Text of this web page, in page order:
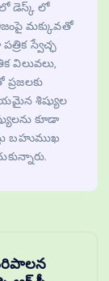
డెస్క్ లో
మక్కువతో
స్వేచ్ఛ
విలువలు,
శిష్యుల
కూడా
బహుముఖ